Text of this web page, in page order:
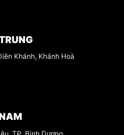
Khánh, Khánh Hoà